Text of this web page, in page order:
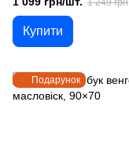
1 249 грн
Купити
Подарунок